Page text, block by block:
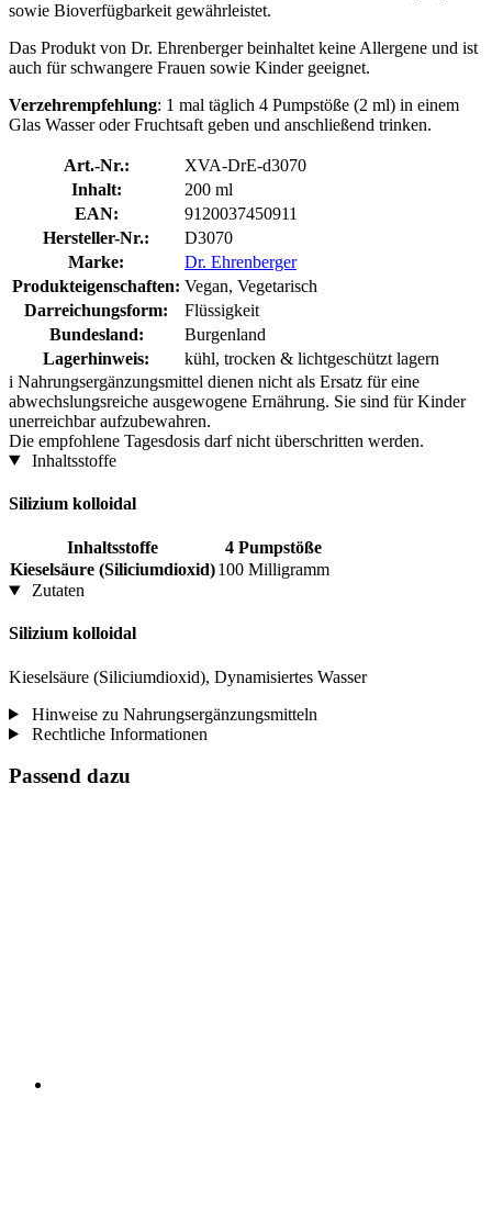
sowie Bioverfügbarkeit gewährleistet.
Das Produkt von Dr. Ehrenberger beinhaltet keine Allergene und ist
auch für schwangere Frauen sowie Kinder geeignet.
Verzehrempfehlung: 1 mal täglich 4 Pumpstöße (2 ml) in einem
Glas Wasser oder Fruchtsaft geben und anschließend trinken.
Art.-Nr.:
XVA-DrE-d3070
Inhalt:
200 ml
EAN:
9120037450911
Hersteller-Nr.:
D3070
Marke:
Dr. Ehrenberger
Produkteigenschaften: Vegan, Vegetarisch
Darreichungsform:
Flüssigkeit
Bundesland:
Burgenland
Lagerhinweis:
kühl, trocken & lichtgeschützt lagern
i Nahrungsergänzungsmittel dienen nicht als Ersatz für eine
abwechslungsreiche ausgewogene Ernährung. Sie sind für Kinder
unerreichbar aufzubewahren.
Die empfohlene Tagesdosis darf nicht überschritten werden.
Inhaltsstoffe
Silizium kolloidal
Inhaltsstoffe
4 Pumpstöße
Kieselsäure (Siliciumdioxid)100 Milligramm
Zutaten
Silizium kolloidal
Kieselsäure (Siliciumdioxid), Dynamisiertes Wasser
Hinweise zu Nahrungsergänzungsmitteln
Rechtliche Informationen
Passend dazu